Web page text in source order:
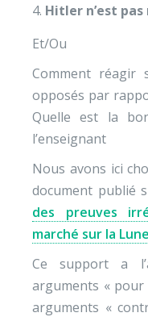
Hitler n’est
Et/Ou
Comment réagir
opposés par
Quelle est la
l’enseignant
Nous avons ici
document publié
des preuves
marché sur la
Ce support a
arguments «
arguments «